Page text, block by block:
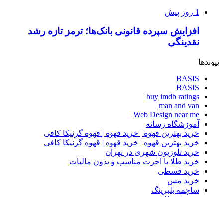
1 روز پیش
افزایش سپرده قانونی بانک‌ها؛ ترمز تازه رشد
نقدینگی
پیوندها
BASIS
BASIS
buy imdb ratings
man and van
Web Design near me
آموزشگاه رسانه
خرید بهترین قهوه | خرید قهوه | قهوه گرنیکا کافی
خرید بهترین قهوه | خرید قهوه | قهوه گرنیکا کافی
خرید تلوزیون شهری در تهران
خرید طلا با اجرت مناسب و بدون مالیات
خرید قسطی
خرید مس
ساچمه بلبرینگ